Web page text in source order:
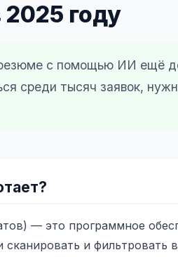
году
с помощью ИИ ещё
среди тысяч заявок,
— это программное
сканировать и фильтровать